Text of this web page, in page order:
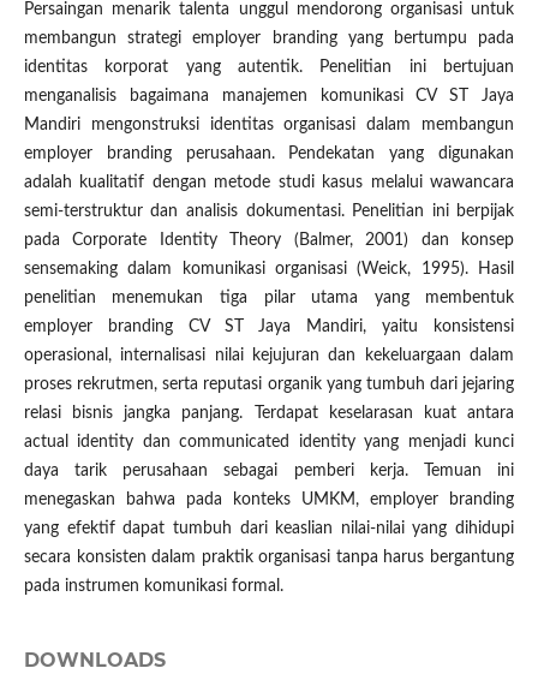
Persaingan menarik talenta unggul mendorong organisasi untuk
membangun strategi employer branding yang bertumpu pada
identitas korporat yang autentik. Penelitian ini bertujuan
menganalisis bagaimana manajemen komunikasi CV ST Jaya
Mandiri mengonstruksi identitas organisasi dalam membangun
employer branding perusahaan. Pendekatan yang digunakan
adalah kualitatif dengan metode studi kasus melalui wawancara
semi-terstruktur dan analisis dokumentasi. Penelitian ini berpijak
pada Corporate Identity Theory (Balmer, 2001) dan konsep
sensemaking dalam komunikasi organisasi (Weick, 1995). Hasil
penelitian menemukan tiga pilar utama yang membentuk
employer branding CV ST Jaya Mandiri, yaitu konsistensi
operasional, internalisasi nilai kejujuran dan kekeluargaan dalam
proses rekrutmen, serta reputasi organik yang tumbuh dari jejaring
relasi bisnis jangka panjang. Terdapat keselarasan kuat antara
actual identity dan communicated identity yang menjadi kunci
daya tarik perusahaan sebagai pemberi kerja. Temuan ini
menegaskan bahwa pada konteks UMKM, employer branding
yang efektif dapat tumbuh dari keaslian nilai-nilai yang dihidupi
secara konsisten dalam praktik organisasi tanpa harus bergantung
pada instrumen komunikasi formal.
DOWNLOADS